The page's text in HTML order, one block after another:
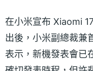
在小米宣布 Xiaomi
出後，小米副總裁兼
表示，新機發表會已